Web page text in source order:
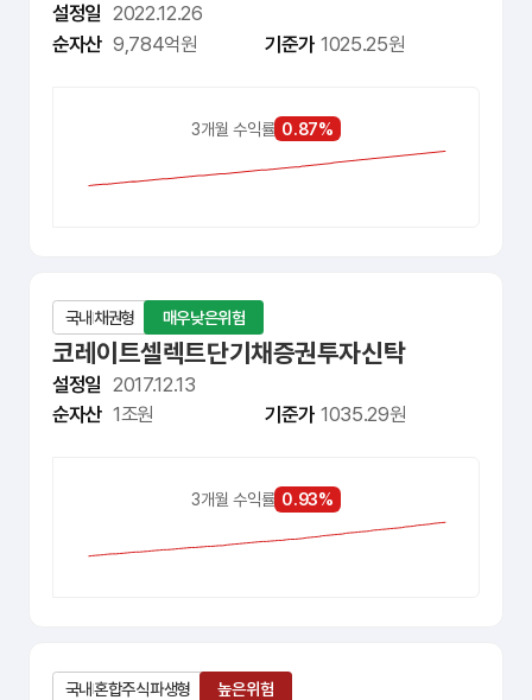
설정일 2022.12.26
순자산 9,784억원 기준가 1025.25원
3개월 수익률 0.87%
국내채권형 매우낮은위험
코레이트셀렉트단기채증권투자신탁
설정일 2017.12.13
순자산 1조원 기준가 1035.29원
3개월 수익률 0.93%
국내혼합주식파생형 높은위험